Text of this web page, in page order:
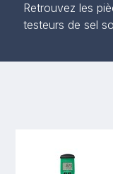
Retrouvez les
testeurs de sel